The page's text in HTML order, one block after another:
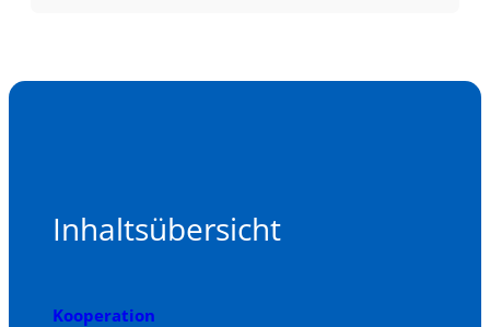
Inhaltsübersicht
Kooperation